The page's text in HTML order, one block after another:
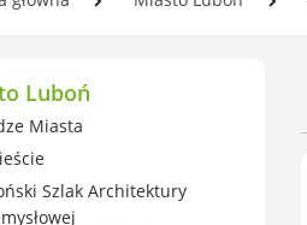
gruntu i roczna
środowiska
ekologiczna
SIĘ NA ZMIANY
Luboń
Miasta
Szlak Architektury